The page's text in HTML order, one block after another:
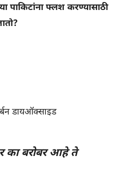
पाकिटांना फ्लश करण्यासाठी
डायऑक्साइड
का बरोबर आहे ते